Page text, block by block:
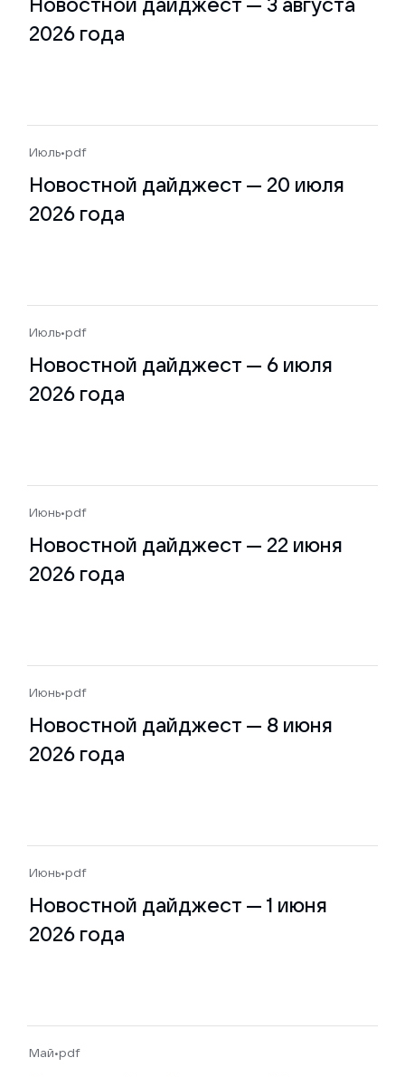
2026 года
Июль•pdf
Новостной дайджест — 20 июля
2026 года
Июль•pdf
Новостной дайджест — 6 июля
2026 года
Июнь•pdf
Новостной дайджест — 22 июня
2026 года
Июнь•pdf
Новостной дайджест — 8 июня
2026 года
Июнь•pdf
Новостной дайджест — 1 июня
2026 года
Май•pdf